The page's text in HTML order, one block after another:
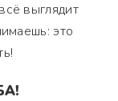
выглядит
это